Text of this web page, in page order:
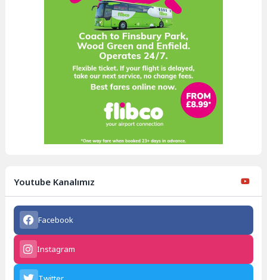
Youtube Kanalımız
Facebook
Instagram